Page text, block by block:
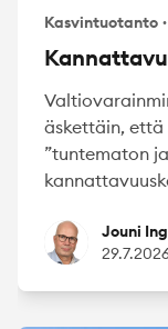
Kasvintuotanto ·
äskettäin, että
”tuntematon
Jouni Ingalsuo
Jouni